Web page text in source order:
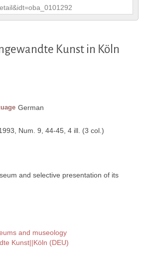
Kunst in Köln
German
Num. 9, 44-45, 4 ill. (3 col.)
and selective presentation of its
and museology
Kunst||Köln (DEU)